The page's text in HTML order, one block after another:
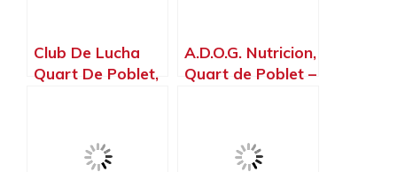
Club De Lucha
Quart De Poblet,
A.D.O.G. Nutricion,
Quart de Poblet –